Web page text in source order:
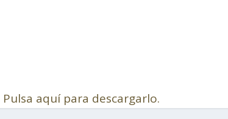
Pulsa aquí para descargarlo.